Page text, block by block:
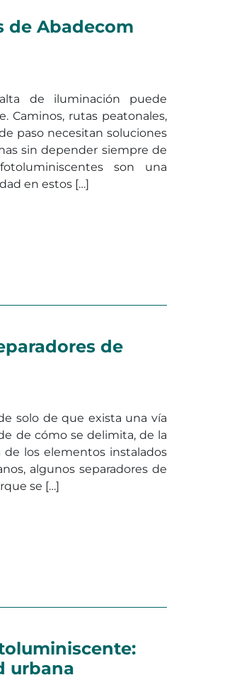
de Abadecom
de iluminación puede
Caminos, rutas peatonales,
paso necesitan soluciones
sin depender siempre de
son una
en estos […]
de
solo de que exista una vía
de cómo se delimita, de la
los elementos instalados
algunos separadores de
se […]
urbana